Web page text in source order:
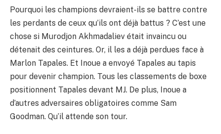
Pourquoi les champions devraient-ils se battre contre
les perdants de ceux qu’ils ont déjà battus ? C’est une
chose si Murodjon Akhmadaliev était invaincu ou
détenait des ceintures. Or, il les a déjà perdues face à
Marlon Tapales. Et Inoue a envoyé Tapales au tapis
pour devenir champion. Tous les classements de boxe
positionnent Tapales devant MJ. De plus, Inoue a
d’autres adversaires obligatoires comme Sam
Goodman. Qu’il attende son tour.